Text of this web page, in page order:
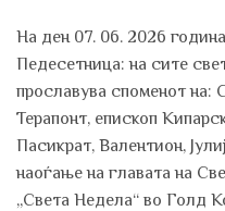
На ден 07. 06. 2026
Педесетница: на сите
прославува споменот на:
Терапонт, епископ
Пасикрат, Валентион,
наоѓање на главата на
„Света Недела“ во Голд